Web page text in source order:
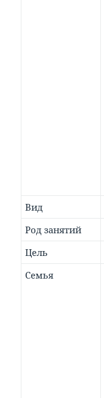
Вид
Род занятий
Цель
Семья